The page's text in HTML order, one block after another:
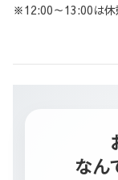
※12:00～13:00は休
なん